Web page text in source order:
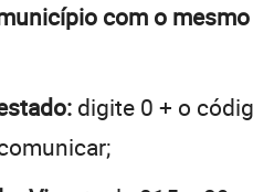
com o mesmo
digite 0 + o